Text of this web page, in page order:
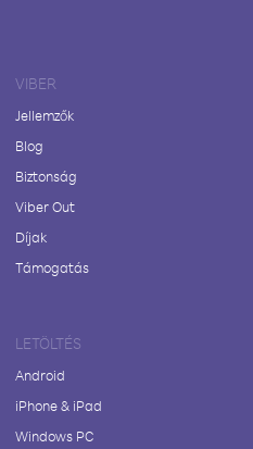
VIBER
Jellemzők
Blog
Biztonság
Viber Out
Díjak
Támogatás
LETÖLTÉS
Android
iPhone & iPad
Windows PC